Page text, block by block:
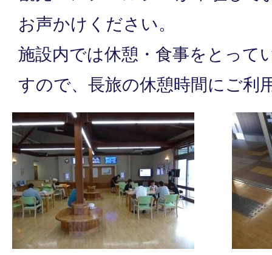
お声かけください。
施設内では休憩・食事をとって
すので、長旅の休憩時間にご利